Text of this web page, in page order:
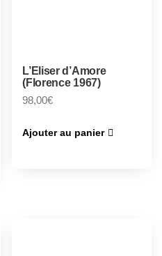
L’Eliser d’Amore
(Florence 1967)
98,00€
Ajouter au panier